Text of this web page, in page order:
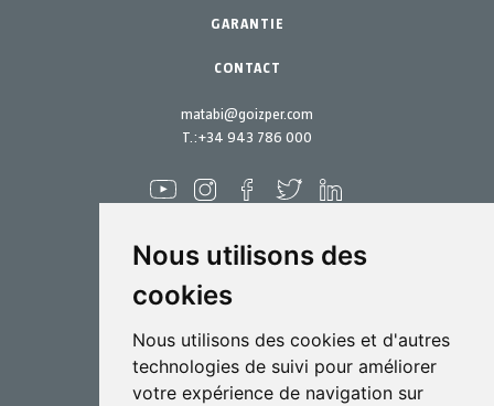
Nous utilisons des
cookies
Nous utilisons des cookies et d'autres
technologies de suivi pour améliorer
votre expérience de navigation sur
matabi@goizper.com
T.:+34 943 786 000
Industriel
Kits d´entretien
GARANTIE
CONTACT